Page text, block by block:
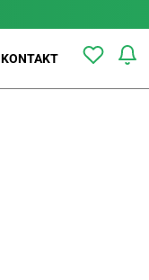
KONTAKT